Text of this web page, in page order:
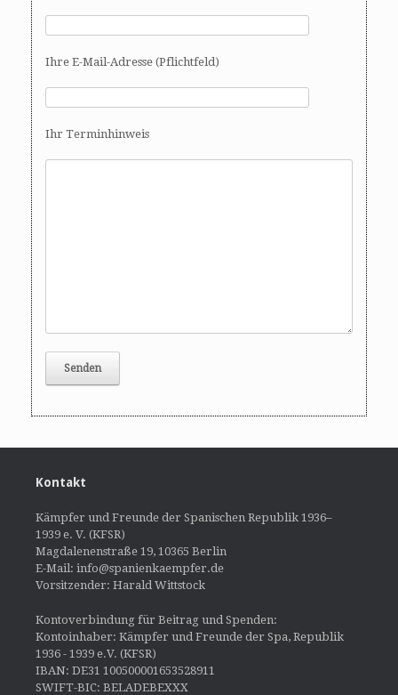
Ihre E-Mail-Adresse (Pflichtfeld)
Ihr Terminhinweis
Kontakt
Kämpfer und Freunde der Spanischen Republik 1936–
1939 e. V. (KFSR)
Magdalenenstraße 19, 10365 Berlin
E-Mail: info@spanienkaempfer.de
Vorsitzender: Harald Wittstock
Kontoverbindung für Beitrag und Spenden:
Kontoinhaber: Kämpfer und Freunde der Spa, Republik
1936 - 1939 e.V. (KFSR)
IBAN: DE31 100500001653528911
SWIFT-BIC: BELADEBEXXX